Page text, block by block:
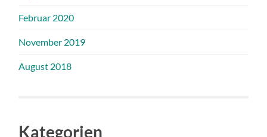
Februar 2020
November 2019
August 2018
Kategorien